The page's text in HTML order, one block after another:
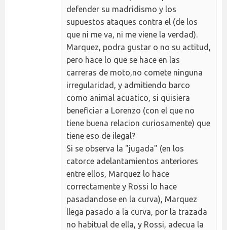
defender su madridismo y los
supuestos ataques contra el (de los
que ni me va, ni me viene la verdad).
Marquez, podra gustar o no su actitud,
pero hace lo que se hace en las
carreras de moto,no comete ninguna
irregularidad, y admitiendo barco
como animal acuatico, si quisiera
beneficiar a Lorenzo (con el que no
tiene buena relacion curiosamente) que
tiene eso de ilegal?
Si se observa la "jugada" (en los
catorce adelantamientos anteriores
entre ellos, Marquez lo hace
correctamente y Rossi lo hace
pasadandose en la curva), Marquez
llega pasado a la curva, por la trazada
no habitual de ella, y Rossi, adecua la